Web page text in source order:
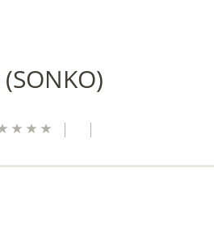
(SONKO)